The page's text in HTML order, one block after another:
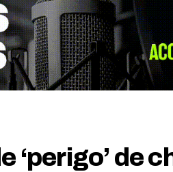
‘perigo’ de